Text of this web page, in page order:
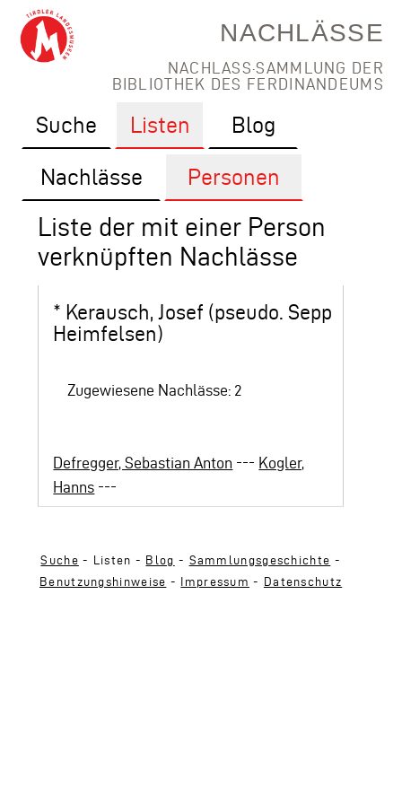
NACHLÄSSE
NACHLASS·SAMMLUNG DER
BIBLIOTHEK DES FERDINANDEUMS
Suche Listen Blog
Nachlässe Personen
Liste der mit einer Person
verknüpften Nachlässe
* Kerausch, Josef (pseudo. Sepp
Heimfelsen)
Zugewiesene Nachlässe: 2
Defregger, Sebastian Anton --- Kogler,
Hanns ---
Suche - Listen - Blog - Sammlungsgeschichte -
Benutzungshinweise - Impressum - Datenschutz